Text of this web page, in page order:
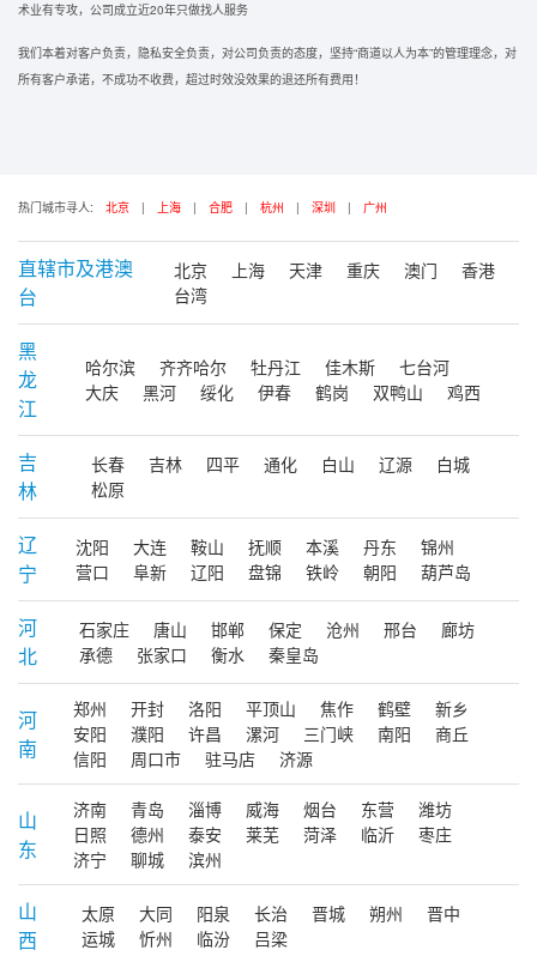
术业有专攻，公司成立近20年只做找人服务
我们本着对客户负责，隐私安全负责，对公司负责的态度，坚持“商道以人为本”的管理理念，对
所有客户承诺，不成功不收费，超过时效没效果的退还所有费用！
热门城市寻人: 北京 | 上海 | 合肥 | 杭州 | 深圳 | 广州
直辖市及港澳
台
北京 上海 天津 重庆 澳门
香港
台湾
黑
龙
江
哈尔滨 齐齐哈尔 牡丹江 佳木斯
七台河
大庆
黑河 绥化 伊春 鹤岗 双鸭山 鸡西
吉
林
长春 吉林 四平 通化 白山 辽源
白城
松原
辽
宁
沈阳 大连 鞍山 抚顺 本溪 丹东
锦州
营口
阜新 辽阳 盘锦 铁岭 朝阳 葫芦岛
河
北
石家庄 唐山 邯郸 保定 沧州 邢台
廊坊
承德
张家口 衡水 秦皇岛
河
南
郑州 开封 洛阳 平顶山 焦作 鹤壁
新乡
安阳
濮阳 许昌 漯河 三门峡 南阳
商丘
信阳
周口市 驻马店 济源
山
东
济南 青岛 淄博 威海 烟台 东营
潍坊
日照
德州 泰安 莱芜 菏泽 临沂
枣庄
济宁
聊城 滨州
山
西
太原 大同 阳泉 长治 晋城 朔州
晋中
运城
忻州 临汾 吕梁